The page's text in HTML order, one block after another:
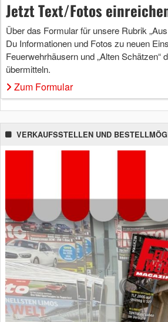
Jetzt Text/Fotos
Über das Formular für unsere Rubrik
Du Informationen und Fotos zu neuen
Feuerwehrhäusern und „Alten Schätzen“
übermitteln.
Zum Formular
VERKAUFSSTELLEN UND